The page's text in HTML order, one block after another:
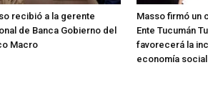
recibió a la gerente
de Banca Gobierno del
Macro
Masso firmó un
Ente Tucumán
favorecerá la
economía social